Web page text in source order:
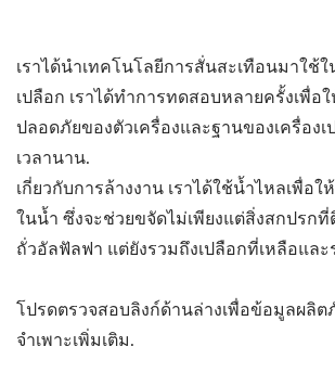
เราได้นำเทคโนโลยีการสั่นสะเทือนมาใช้
เปลือก เราได้ทำการทดสอบหลายครั้งเพื่อ
ปลอดภัยของตัวเครื่องและฐานของเครื่อง
เวลานาน.
เกี่ยวกับการล้างงาน เราได้ใช้น้ำไหลเพื่อ
ในน้ำ ซึ่งจะช่วยขจัดไม่เพียงแต่สิ่งสกปรก
ถั่วอัลฟัลฟา แต่ยังรวมถึงเปลือกที่เหลือและ
โปรดตรวจสอบลิงก์ด้านล่างเพื่อข้อมูลผลิ
จำเพาะเพิ่มเติม.